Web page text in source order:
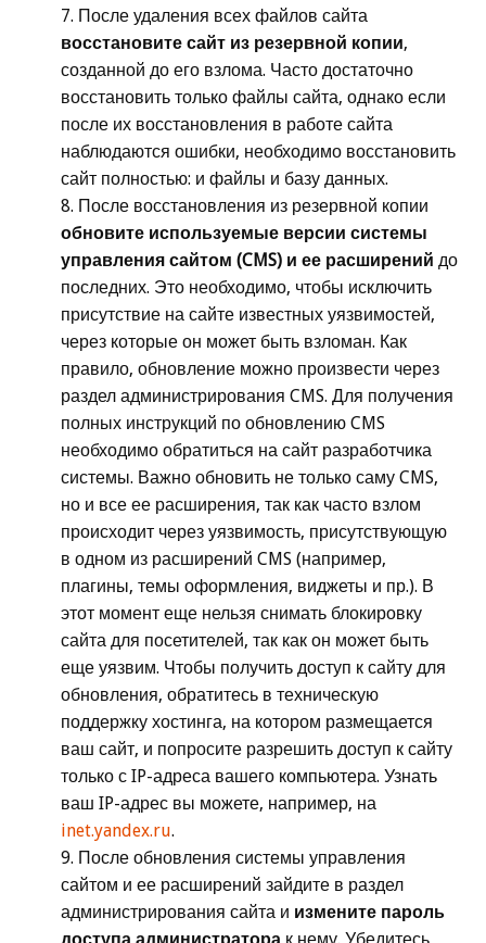
После удаления всех файлов сайта
восстановите сайт из резервной копии,
созданной до его взлома. Часто достаточно
восстановить только файлы сайта, однако если
после их восстановления в работе сайта
наблюдаются ошибки, необходимо восстановить
сайт полностью: и файлы и базу данных.
После восстановления из резервной копии
обновите используемые версии системы
управления сайтом (CMS) и ее расширений до
последних. Это необходимо, чтобы исключить
присутствие на сайте известных уязвимостей,
через которые он может быть взломан. Как
правило, обновление можно произвести через
раздел администрирования CMS. Для получения
полных инструкций по обновлению CMS
необходимо обратиться на сайт разработчика
системы. Важно обновить не только саму CMS,
но и все ее расширения, так как часто взлом
происходит через уязвимость, присутствующую
в одном из расширений CMS (например,
плагины, темы оформления, виджеты и пр.). В
этот момент еще нельзя снимать блокировку
сайта для посетителей, так как он может быть
еще уязвим. Чтобы получить доступ к сайту для
обновления, обратитесь в техническую
поддержку хостинга, на котором размещается
ваш сайт, и попросите разрешить доступ к сайту
только с IP-адреса вашего компьютера. Узнать
ваш IP-адрес вы можете, например, на
inet.yandex.ru.
После обновления системы управления
сайтом и ее расширений зайдите в раздел
администрирования сайта и измените пароль